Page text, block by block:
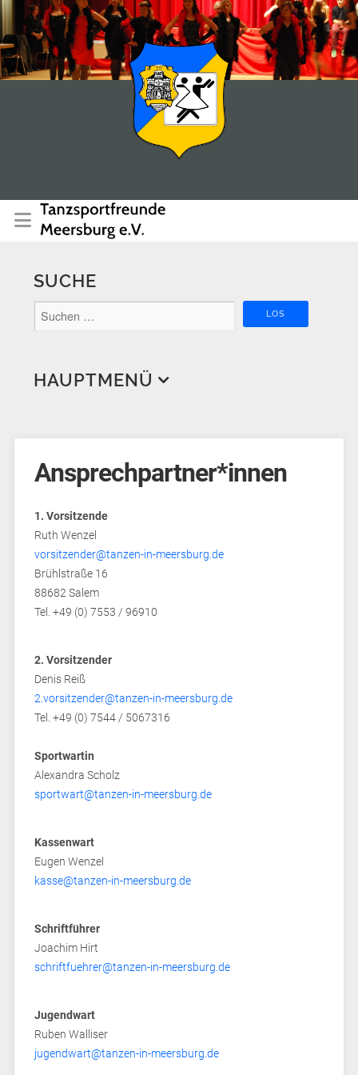
SUCHE
HAUPTMENÜ
Breitensportwettbewerb und DTSA
Bodenseetanzfest
Tanz in den Mai
Trainingsplan
Wir über uns
Geschichte
Ansprechpartner*innen
Trainer*innen
Training Erwachsene
Standard & Latein
Hobbygruppen
Turnier
Line Dance
Workshops
Training Jugend
Standard & Latein
Jugendclub
Tanzpartner*innensuche
Links
Mitgliederbereich
Ansprechpartner*innen
1. Vorsitzende
Ruth Wenzel
vorsitzender@tanzen-in-meersburg.de
Brühlstraße 16
88682 Salem
Tel. +49 (0) 7553 / 96910
2. Vorsitzender
Denis Reiß
2.vorsitzender@tanzen-in-meersburg.de
Tel. +49 (0) 7544 / 5067316
Sportwartin
Alexandra Scholz
sportwart@tanzen-in-meersburg.de
Kassenwart
Eugen Wenzel
kasse@tanzen-in-meersburg.de
Schriftführer
Joachim Hirt
schriftfuehrer@tanzen-in-meersburg.de
Jugendwart
Ruben Walliser
jugendwart@tanzen-in-meersburg.de